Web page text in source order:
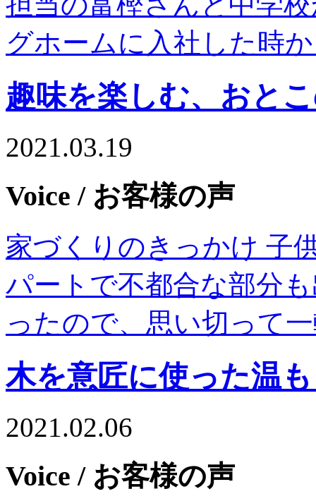
グホームに⼊社した時
趣味を楽しむ、おと
2021.03.19
Voice / お客様の声
家づくりのきっかけ ⼦
パートで不都合な部分
ったので、思い切って
木を意匠に使った温
2021.02.06
Voice / お客様の声